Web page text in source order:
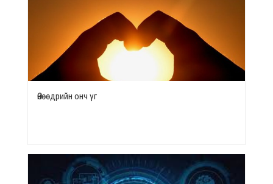
Өнөөдрийн онч үг